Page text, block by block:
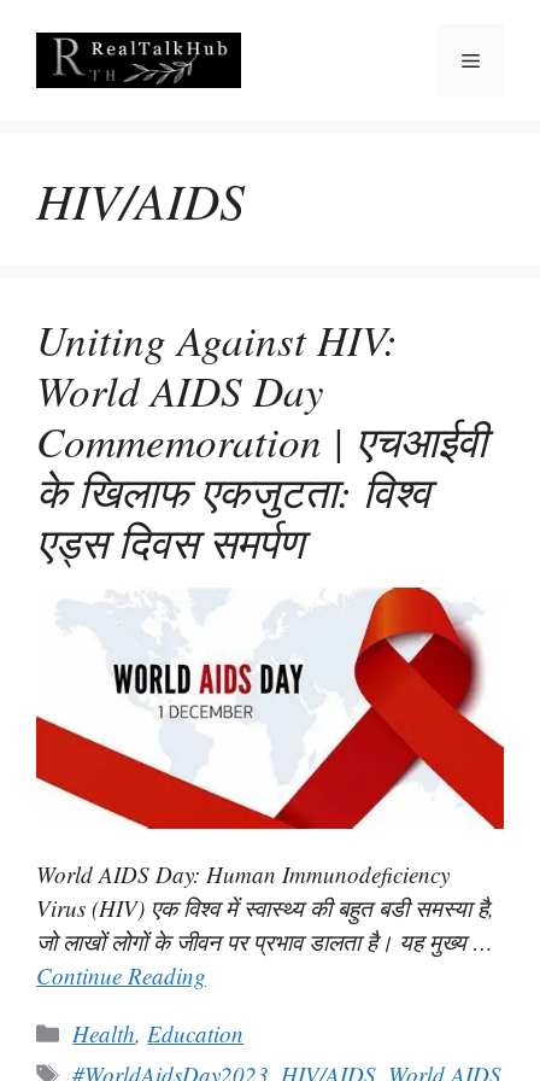
content
Menu
HIV/AIDS
Uniting Against HIV:
World AIDS Day
Commemoration | एचआईवी
के खिलाफ एकजुटता: विश्व
एड्स दिवस समर्पण
World AIDS Day: Human Immunodeficiency
Virus (HIV) एक विश्व में स्वास्थ्य की बहुत बडी समस्या है,
जो लाखों लोगों के जीवन पर प्रभाव डालता है। यह मुख्य …
Continue Reading
Categories
Health,Education
Tags
#WorldAidsDay2023 HIV/AIDS World AIDS